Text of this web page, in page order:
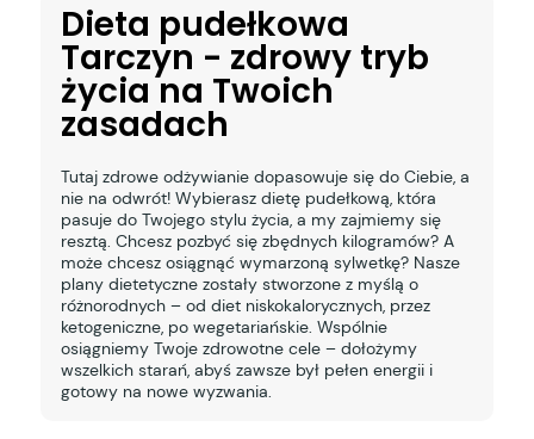
Dieta pudełkowa
Tarczyn - zdrowy tryb
życia na Twoich
zasadach
Tutaj zdrowe odżywianie dopasowuje się do Ciebie, a
nie na odwrót! Wybierasz dietę pudełkową, która
pasuje do Twojego stylu życia, a my zajmiemy się
resztą. Chcesz pozbyć się zbędnych kilogramów? A
może chcesz osiągnąć wymarzoną sylwetkę? Nasze
plany dietetyczne zostały stworzone z myślą o
różnorodnych – od diet niskokalorycznych, przez
ketogeniczne, po wegetariańskie. Wspólnie
osiągniemy Twoje zdrowotne cele – dołożymy
wszelkich starań, abyś zawsze był pełen energii i
gotowy na nowe wyzwania.